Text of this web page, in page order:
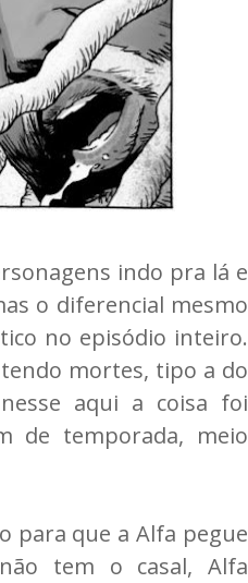
indo pra lá e
o diferencial mesmo
no episódio inteiro.
mortes, tipo a do
aqui a coisa foi
de temporada, meio
para que a Alfa pegue
tem o casal, Alfa